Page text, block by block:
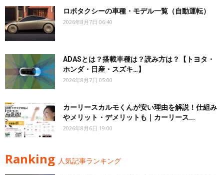
ロボタクシーの車種・モデル一覧（自動運転）
2026年8月7日 06:40
ADASとは？搭載車種は？読み方は？【トヨタ・
ホンダ・日産・スズキ…】
2026年8月7日 05:00
カーリースカルモくんが安い理由を解説！仕組み
やメリット・デメリットも｜カーリース...
2026年8月6日 19:00
Ranking 人気記事ランキング